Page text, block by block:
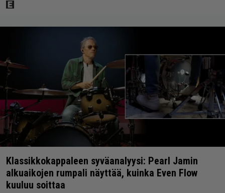
Klassikkokappaleen syväanalyysi: Pearl Jamin
alkuaikojen rumpali näyttää, kuinka Even Flow
kuuluu soittaa